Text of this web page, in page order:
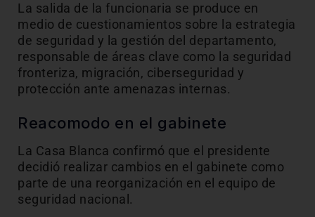
La salida de la funcionaria se produce en
medio de cuestionamientos sobre la estrategia
de seguridad y la gestión del departamento,
responsable de áreas clave como la seguridad
fronteriza, migración, ciberseguridad y
protección ante amenazas internas.
Reacomodo en el gabinete
La Casa Blanca confirmó que el presidente
decidió realizar cambios en el gabinete como
parte de una reorganización en el equipo de
seguridad nacional.